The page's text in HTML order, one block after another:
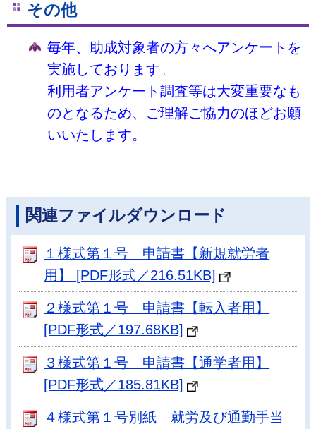
その他
毎年、助成対象者の方々へアンケートを
実施しております。
利用者アンケート 調査等は大変重要なも
のとなるため、ご理解ご協力のほどお願
いいたします。
関連ファイルダウンロード
１様式第１号 申請書【新規就労者
用】 [PDF形式／216.51KB]
２様式第１号 申請書【転入者用】
[PDF形式／197.68KB]
３様式第１号 申請書【通学者用】
[PDF形式／185.81KB]
４様式第１号別紙 就労及び通勤手当